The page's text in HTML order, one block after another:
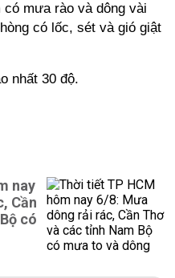
mưa rào và dông vài
có lốc, sét và gió giật
nhất 30 độ.
nay
Cần
có